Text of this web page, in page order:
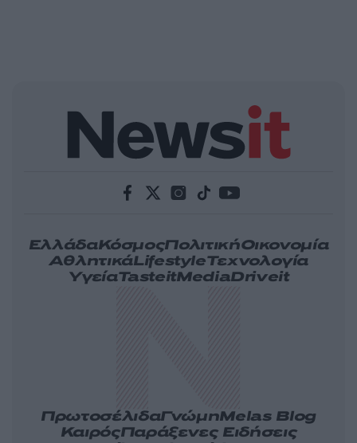
ΕλλάδαΚόσμοςΠολιτικήΟικονομία
ΑθλητικάLifestyleΤεχνολογία
ΥγείαTasteitMediaDriveit
ΠρωτοσέλιδαΓνώμηMelas Blog
ΚαιρόςΠαράξενες Ειδήσεις